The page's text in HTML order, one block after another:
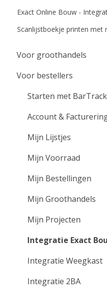
Exact Online Bouw -
Scanlijstboekje printen met
Voor groothandels
Aan de slag voor
Instellingen
Klant beheer &
Bestellingen
Integratie Exact Online
VMI Services
Instructie video's
Voor bestellers
Starten met BarTrack
Account &
Mijn Lijstjes
Mijn Voorraad
Mijn Bestellingen
Mijn Groothandels
Mijn Projecten
Integratie Exact
Integratie Weegkast
Integratie 2BA